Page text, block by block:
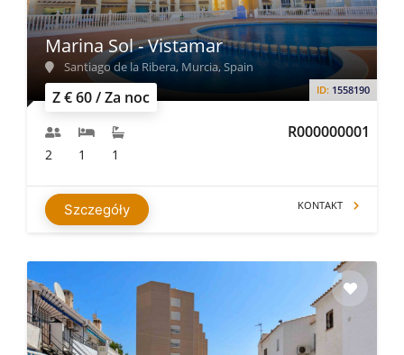
Z € 60 / Za noc ID: 1558190
R000000001
Marina Sol - Vistamar
Santiago de la Ribera, Murcia, Spain
2 1 1
Szczegóły KONTAKT